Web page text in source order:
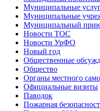
Муниципальные
Муниципальные
Муниципальный
Новости ТОС
Новости УрФО
Новый год
Общественные
Общество
Органы местного
Официальные визиты
Паводок
Пожарная